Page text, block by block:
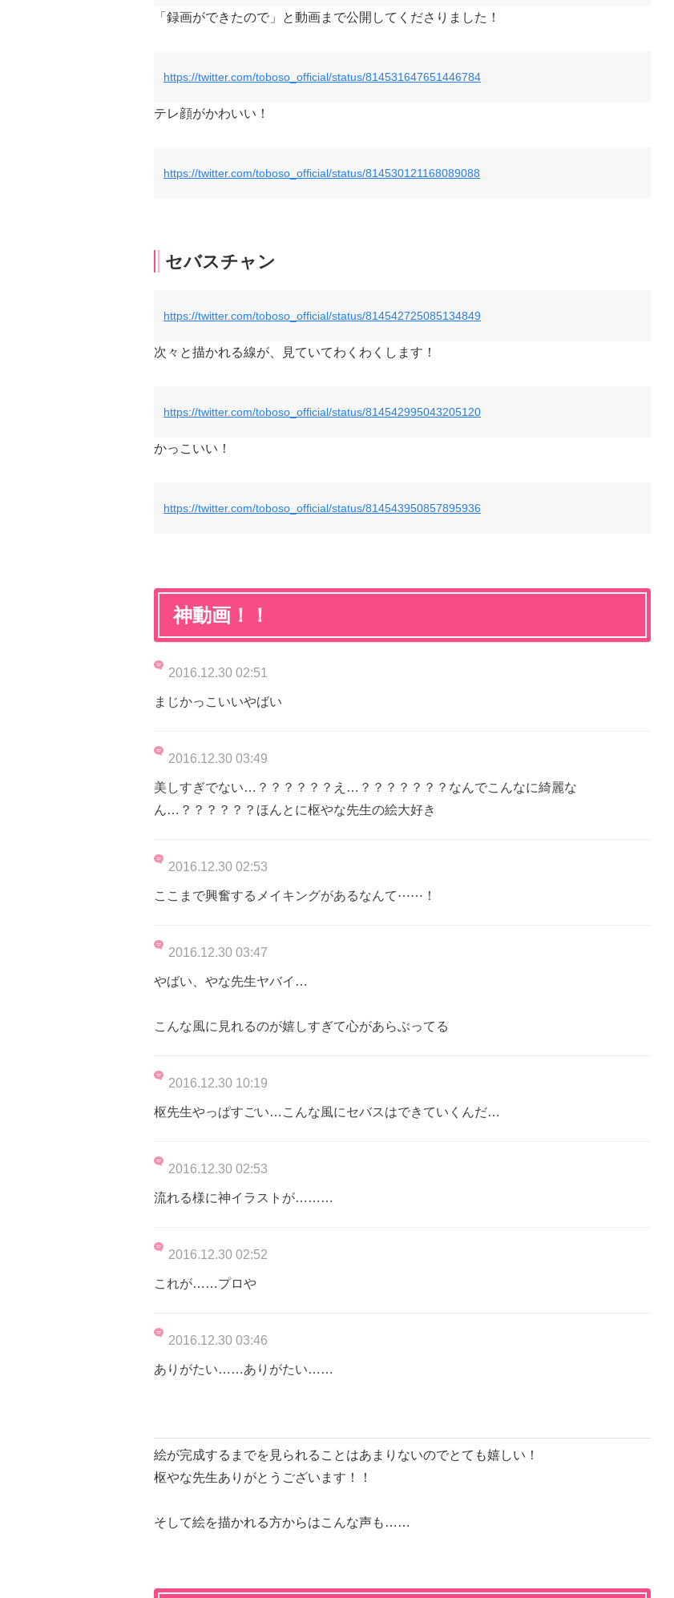
「録画ができたので」と動画まで公開してくださりました！
https://twitter.com/toboso_official/status/814531647651446784
テレ顔がかわいい！
https://twitter.com/toboso_official/status/814530121168089088
セバスチャン
https://twitter.com/toboso_official/status/814542725085134849
次々と描かれる線が、見ていてわくわくします！
https://twitter.com/toboso_official/status/814542995043205120
かっこいい！
https://twitter.com/toboso_official/status/814543950857895936
神動画！！
2016.12.30 02:51
まじかっこいいやばい
2016.12.30 03:49
美しすぎでない…？？？？？？え…？？？？？？？なんでこんなに綺麗な
ん…？？？？？？ほんとに枢やな先生の絵大好き
2016.12.30 02:53
ここまで興奮するメイキングがあるなんて⋯⋯！
2016.12.30 03:47
やばい、やな先生ヤバイ…
こんな風に見れるのが嬉しすぎて心があらぶってる
2016.12.30 10:19
枢先生やっぱすごい…こんな風にセバスはできていくんだ…
2016.12.30 02:53
流れる様に神イラストが………
2016.12.30 02:52
これが……プロや
2016.12.30 03:46
ありがたい……ありがたい……
絵が完成するまでを見られることはあまりないのでとても嬉しい！
枢やな先生ありがとうございます！！
そして絵を描かれる方からはこんな声も……